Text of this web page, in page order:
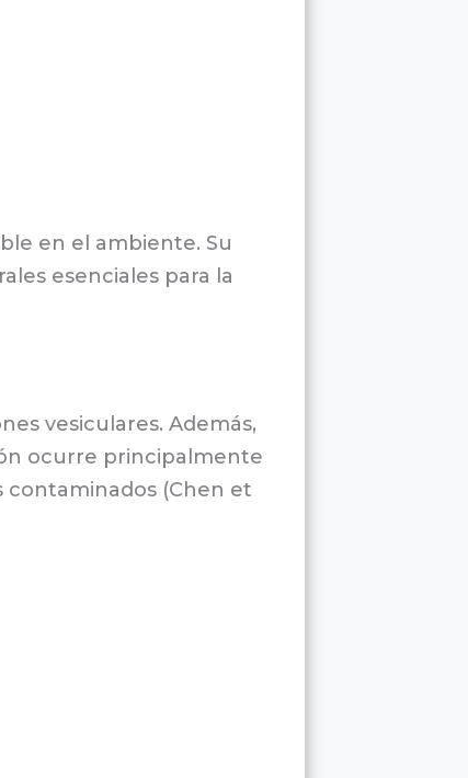
en el ambiente. Su
esenciales para la
vesiculares. Además,
ocurre principalmente
(Chen et